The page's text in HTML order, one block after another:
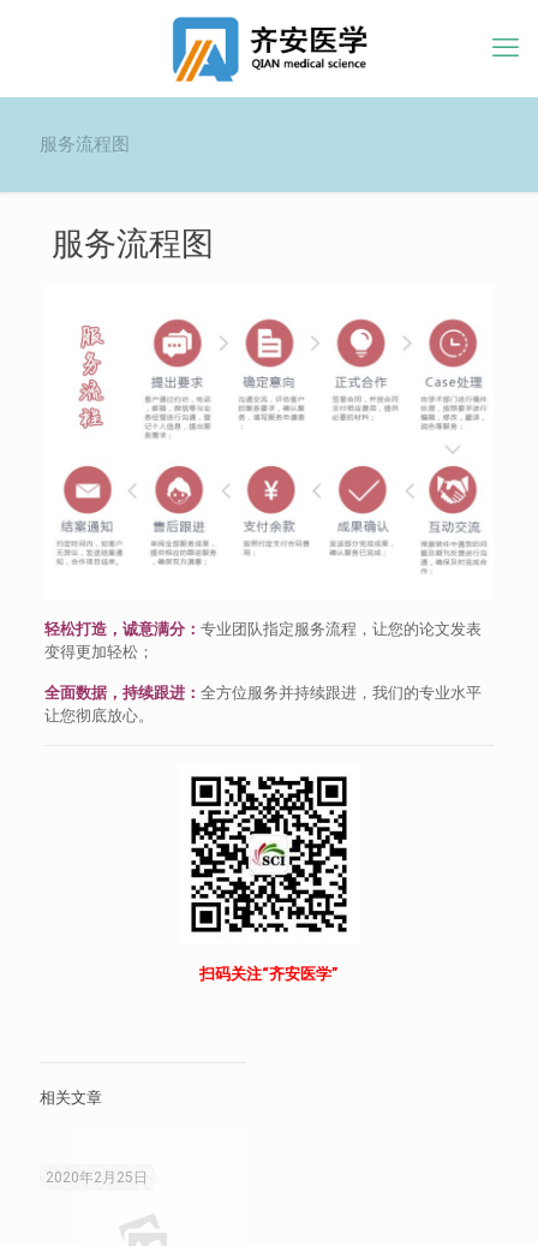
服务流程图
服务流程图
轻松打造，诚意满分： 专业团队指定服务流程，让您的论文发表
变得更加轻松；
全面数据，持续跟进： 全方位服务并持续跟进，我们的专业水平
让您彻底放心。
扫码关注“齐安医学”
相关文章
2020年2月25日